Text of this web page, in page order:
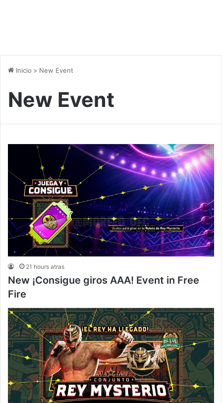
Inicio > New Event
New Event
21 hours atras
New ¡Consigue giros AAA! Event in Free
Fire